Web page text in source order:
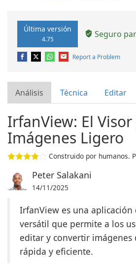
Última versión
4.75 Seguro
Report a Problem
Análisis Técnica Editar
IrfanView: El
Imágenes Ligero
Construido por humanos.
Peter Salakani
14/11/2025
IrfanView es una aplicación
versátil que permite a los
editar y convertir imágenes
rápida y eficiente.